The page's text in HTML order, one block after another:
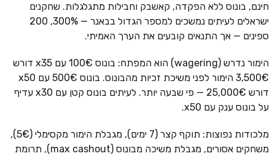
חינם, בונוס ללא הפקדה, קאשבק וחבילות מתגלגלות. שחקנים
ישראלים לעיתים נמשכים למספר הגדול בבאנר — 300%, 200
ספינים — אך התנאים קובעים את הערך האמיתי.
הימור נדרש (wagering) הוא המפתח: בונוס 100€ עם x35 דורש
3,500€ הימור לפני משיכת זכיות מהבונוס. בונוס 500€ עם x50
דורש 25,000€ — פי שבעה יותר. לעיתים בונוס קטן עם x30 עדיף
על בונוס ענק עם x50.
מלכודות נפוצות: תוקף קצר (7 ימים), מגבלת הימור מקסימלי (5€),
משחקים אסורים, מגבלת משיכה מבונוס (max cashout), תרומת